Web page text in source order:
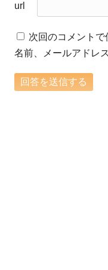
url
次回のコメント
名前、メールアドレ